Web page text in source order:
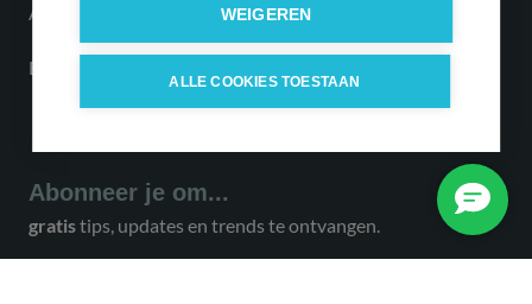
WEIGEREN
ALLE COOKIES TOESTAAN
API-koppeling laten maken
ERP koppeling
Abonneer je om...
gratistips, updates en trends te ontvangen.